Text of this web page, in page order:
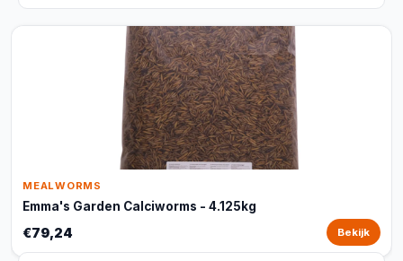
MEALWORMS
Emma's Garden Calciworms - 4.125kg
€79,24 Bekijk